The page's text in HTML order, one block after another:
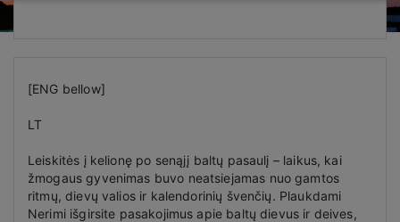
[ENG bellow]
LT
Leiskitės į kelionę po senąjį baltų pasaulį – laikus, kai
žmogaus gyvenimas buvo neatsiejamas nuo gamtos
ritmų, dievų valios ir kalendorinių švenčių. Plaukdami
Nerimi išgirsite pasakojimus apie baltų dievus ir deives,